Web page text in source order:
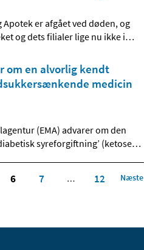
er afgået ved døden, og
og dets filialer lige nu ikke i…
en alvorlig kendt
medicin
(EMA) advarer om den
syreforgiftning’ (ketose…
6 7 … 12 Næste